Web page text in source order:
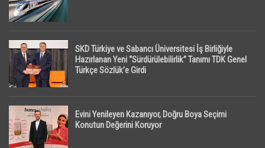
SKD Türkiye ve Sabancı Üniversitesi İş Birliğiyle
Hazırlanan Yeni “Sürdürülebilirlik” Tanımı TDK Genel
Türkçe Sözlük’e Girdi
Evini Yenileyen Kazanıyor, Doğru Boya Seçimi
Konutun Değerini Koruyor